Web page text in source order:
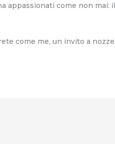
appassionati come non
come me, un invito a